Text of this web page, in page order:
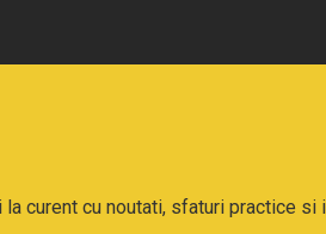
curent cu noutati, sfaturi practice si